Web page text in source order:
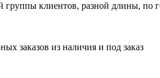
группы клиентов, разной длины, по
заказов из наличия и под заказ